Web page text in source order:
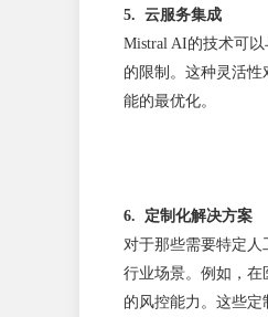
5. 云服务集成
Mistral AI的技术可
的限制。这种灵活
能的最优化。
6. 定制化解决方案
对于那些需要特定人
行业场景。例如，
的风控能力。这些定